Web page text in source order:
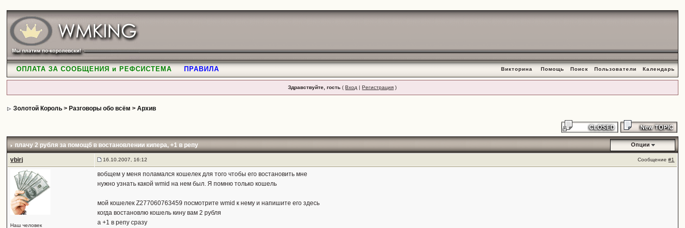
ОПЛАТА ЗА СООБЩЕНИЯ и РЕФСИСТЕМА ПРАВИЛА Викторина Помощь Поиск Пользователи Календарь
Здравствуйте, гость (Вход |Регистрация )
Золотой Король > Разговоры обо всём >Архив
плачу 2 рубля за помощб в востановлении кипера, +1 в репу Опции
vbirj 16.10.2007, 16:12 Сообщение#1
Наш человек
вобщем у меня поламался кошелек для того чтобы его востановить мне
нужно узнать какой wmid на нем был. Я помню только кошель
мой кошелек Z277060763459 посмотрите wmid к нему и напишите его здесь
когда востановлю кошель кину вам 2 рубля
а +1 в репу сразу